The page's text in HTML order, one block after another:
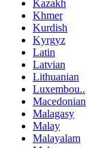
Kazakh
Khmer
Kurdish
Kyrgyz
Latin
Latvian
Lithuanian
Luxembou..
Macedonian
Malagasy
Malay
Malayalam